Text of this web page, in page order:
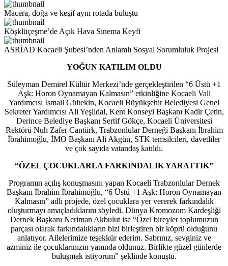
Macera, doğa ve keşif aynı rotada buluştu
Köşklüçeşme’de Açık Hava Sinema Keyfi
ASRİAD Kocaeli Şubesi’nden Anlamlı Sosyal Sorumluluk Projesi
YOĞUN KATILIM OLDU
Süleyman Demirel Kültür Merkezi’nde gerçekleştirilen “6 Üstü +1
Aşk: Horon Oynamayan Kalmasın” etkinliğine Kocaeli Vali
Yardımcısı İsmail Gültekin, Kocaeli Büyükşehir Belediyesi Genel
Sekreter Yardımcısı Ali Yeşildal, Kent Konseyi Başkanı Kadir Çetin,
Derince Belediye Başkanı Sertif Gökçe, Kocaeli Üniversitesi
Rektörü Nuh Zafer Cantürk, Trabzonlular Derneği Başkanı İbrahim
İbrahimoğlu, İMO Başkanı Ali Akgün, STK temsilcileri, davetliler
ve çok sayıda vatandaş katıldı.
“ÖZEL ÇOCUKLARLA FARKINDALIK YARATTIK”
Programın açılış konuşmasını yapan Kocaeli Trabzonlular Dernek
Başkanı İbrahim İbrahimoğlu, “6 Üstü +1 Aşk: Horon Oynamayan
Kalmasın” adlı projede, özel çocuklara yer vererek farkındalık
oluşturmayı amaçladıklarını söyledi. Dünya Kromozom Kardeşliği
Dernek Başkanı Neriman Akbulut ise “Özel bireyler toplumuzun
parçası olarak farkındalıkların bizi birleştiren bir köprü olduğunu
anlatıyor. Ailelerimize teşekkür ederim. Sabrınız, sevginiz ve
azminiz ile çocuklarınızın yanında oldunuz. Birlikte güzel günlerde
buluşmak istiyorum” şeklinde konuştu.